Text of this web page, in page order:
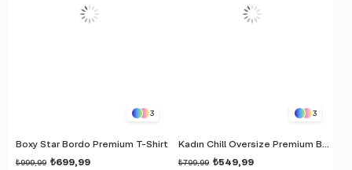
3
Boxy Star Bordo Premium T-Shirt
₺699,99
₺999,99
3
Kadın Chill Oversize Premium Bordo T-Shirt
₺549,99
₺799,99